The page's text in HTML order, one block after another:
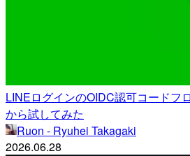
LINEログインのOIDC認可コードフ
から試してみた
Ruon - Ryuhei Takagaki
2026.06.28